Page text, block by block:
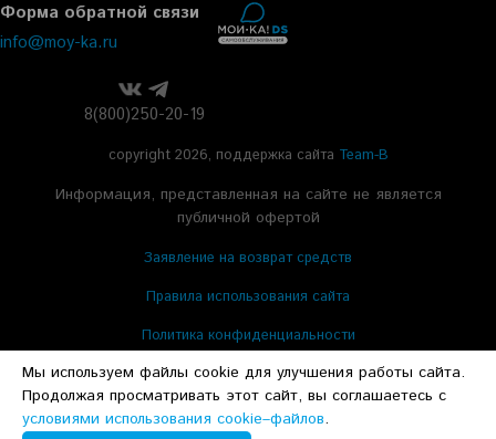
Форма обратной связи
info@moy-ka.ru
8(800)250-20-19
copyright 2026, поддержка сайта Team-B
Информация, представленная на сайте не является
публичной офертой
Заявление на возврат средств
Правила использования сайта
Политика конфиденциальности
Правила участия в Программе лояльности
Согласие на обработку персональных данных
Мы используем файлы cookie для улучшения работы сайта.
Продолжая просматривать этот сайт, вы соглашаетесь с
условиями использования cookie–файлов.